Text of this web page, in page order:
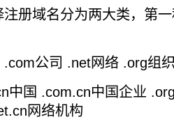
册域名分为两大类，第一
.com公司 .net网络 .org组
中国 .com.cn中国企业
网络机构